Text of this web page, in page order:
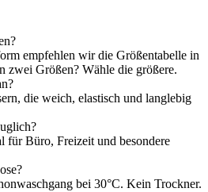
empfehlen wir die Größentabelle in
zwei Größen? Wähle die größere.
die weich, elastisch und langlebig
für Büro, Freizeit und besondere
bei 30°C. Kein Trockner.